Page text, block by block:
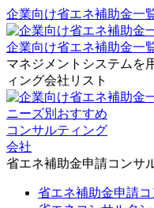
企業向け省エネ補助金一
企業向け省エネ補助金一
マネジメントシステムを
ィング会社リスト
ニーズ別おすすめ
コンサルティング
会社
省エネ補助金申請コンサ
省エネ補助金申請